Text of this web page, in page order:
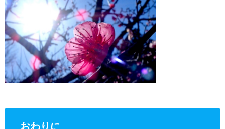
おわりに